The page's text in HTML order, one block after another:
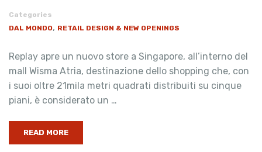
Categories
DAL MONDO, RETAIL DESIGN & NEW OPENINGS
Replay apre un nuovo store a Singapore, all’interno del
mall Wisma Atria, destinazione dello shopping che, con
i suoi oltre 21mila metri quadrati distribuiti su cinque
piani, è considerato un …
READ MORE